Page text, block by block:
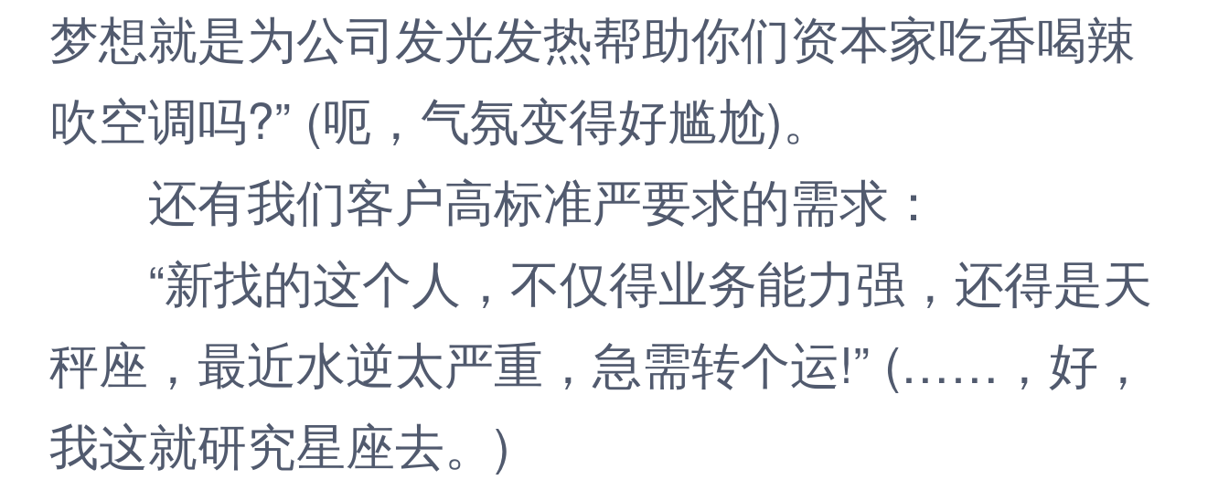
梦想就是为公司发光发热帮助你们资本家吃香喝辣
吹空调吗?” (呃，气氛变得好尴尬)。
还有我们客户高标准严要求的需求：
“新找的这个人，不仅得业务能力强，还得是天
秤座，最近水逆太严重，急需转个运!” (……，好，
我这就研究星座去。)